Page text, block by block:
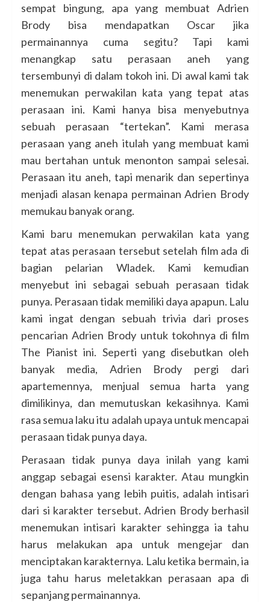
sempat bingung, apa yang membuat Adrien
Brody bisa mendapatkan Oscar jika
permainannya cuma segitu? Tapi kami
menangkap satu perasaan aneh yang
tersembunyi di dalam tokoh ini. Di awal kami tak
menemukan perwakilan kata yang tepat atas
perasaan ini. Kami hanya bisa menyebutnya
sebuah perasaan “tertekan”. Kami merasa
perasaan yang aneh itulah yang membuat kami
mau bertahan untuk menonton sampai selesai.
Perasaan itu aneh, tapi menarik dan sepertinya
menjadi alasan kenapa permainan Adrien Brody
memukau banyak orang.
Kami baru menemukan perwakilan kata yang
tepat atas perasaan tersebut setelah film ada di
bagian pelarian Wladek. Kami kemudian
menyebut ini sebagai sebuah perasaan tidak
punya. Perasaan tidak memiliki daya apapun. Lalu
kami ingat dengan sebuah trivia dari proses
pencarian Adrien Brody untuk tokohnya di film
The Pianist ini. Seperti yang disebutkan oleh
banyak media, Adrien Brody pergi dari
apartemennya, menjual semua harta yang
dimilikinya, dan memutuskan kekasihnya. Kami
rasa semua laku itu adalah upaya untuk mencapai
perasaan tidak punya daya.
Perasaan tidak punya daya inilah yang kami
anggap sebagai esensi karakter. Atau mungkin
dengan bahasa yang lebih puitis, adalah intisari
dari si karakter tersebut. Adrien Brody berhasil
menemukan intisari karakter sehingga ia tahu
harus melakukan apa untuk mengejar dan
menciptakan karakternya. Lalu ketika bermain, ia
juga tahu harus meletakkan perasaan apa di
sepanjang permainannya.